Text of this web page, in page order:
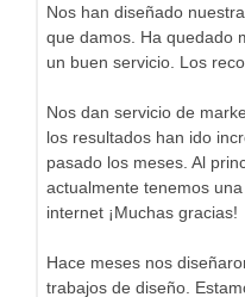
Nos han diseñado
que damos. Ha quedado
un buen servicio. Los
Nos dan servicio de
los resultados han ido
pasado los meses. Al
actualmente tenemos
internet ¡Muchas gracias!
Hace meses nos
trabajos de diseño.